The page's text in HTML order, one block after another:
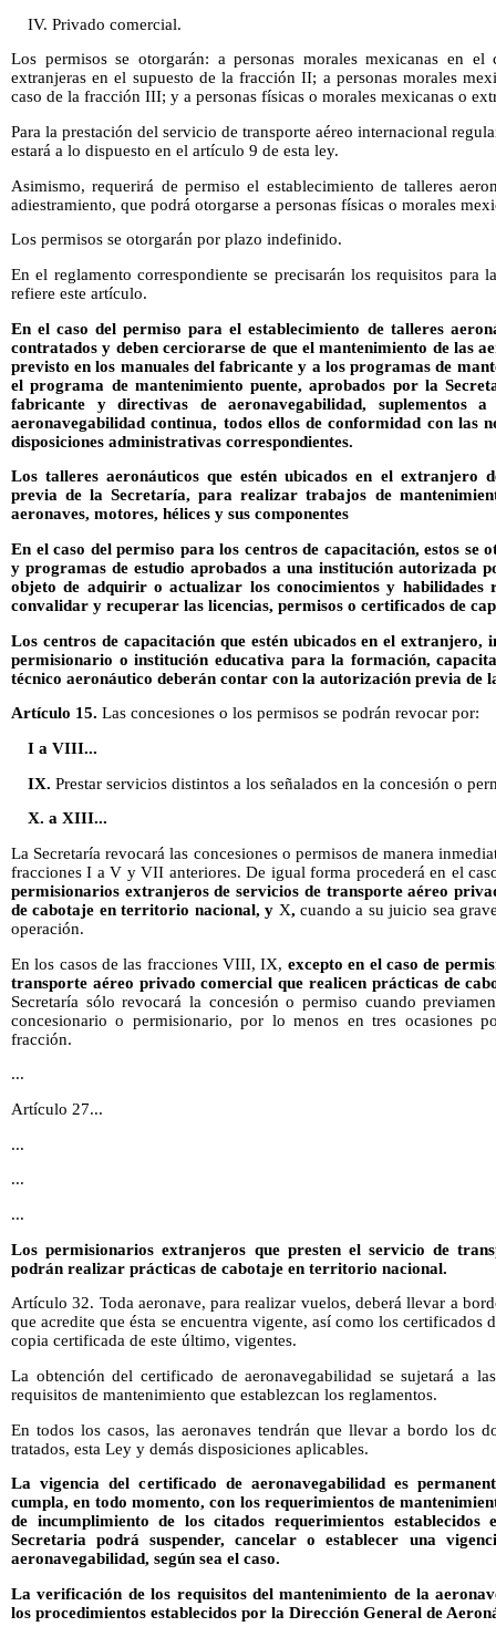
IV. Privado comercial.
Los permisos se otorgarán: a personas morales mexicanas en
extranjeras en el supuesto de la fracción II; a personas morales
caso de la fracción III; y a personas físicas o morales mexicanas o
Para la prestación del servicio de transporte aéreo internacional
estará a lo dispuesto en el artículo 9 de esta ley.
Asimismo, requerirá de permiso el establecimiento de talleres
adiestramiento, que podrá otorgarse a personas físicas o morales
Los permisos se otorgarán por plazo indefinido.
En el reglamento correspondiente se precisarán los requisitos para
refiere este artículo.
En el caso del permiso para el establecimiento de talleres
contratados y deben cerciorarse de que el mantenimiento de las
previsto en los manuales del fabricante y a los programas de
el programa de mantenimiento puente, aprobados por la
fabricante y directivas de aeronavegabilidad, suplementos
aeronavegabilidad continua, todos ellos de conformidad con las
disposiciones administrativas correspondientes.
Los talleres aeronáuticos que estén ubicados en el extranjero
previa de la Secretaría, para realizar trabajos de
aeronaves, motores, hélices y sus componentes
En el caso del permiso para los centros de capacitación, estos se
y programas de estudio aprobados a una institución autorizada
objeto de adquirir o actualizar los conocimientos y habilidades
convalidar y recuperar las licencias, permisos o certificados de
Los centros de capacitación que estén ubicados en el
permisionario o institución educativa para la formación,
técnico aeronáutico deberán contar con la autorización previa de
Artículo 15. Las concesiones o los permisos se podrán revocar por:
I a VIII...
IX. Prestar servicios distintos a los señalados en la concesión o
X. a XIII...
La Secretaría revocará las concesiones o permisos de manera
fracciones I a V y VII anteriores. De igual forma procederá en el
permisionarios extranjeros de servicios de transporte aéreo
de cabotaje en territorio nacional, y X, cuando a su juicio sea
operación.
En los casos de las fracciones VIII, IX, excepto en el caso de
transporte aéreo privado comercial que realicen prácticas de
Secretaría sólo revocará la concesión o permiso cuando
concesionario o permisionario, por lo menos en tres ocasiones
fracción.
...
Artículo 27...
...
...
...
Los permisionarios extranjeros que presten el servicio de
podrán realizar prácticas de cabotaje en territorio nacional.
Artículo 32. Toda aeronave, para realizar vuelos, deberá llevar a
que acredite que ésta se encuentra vigente, así como los certificados
copia certificada de este último, vigentes.
La obtención del certificado de aeronavegabilidad se sujetará a
requisitos de mantenimiento que establezcan los reglamentos.
En todos los casos, las aeronaves tendrán que llevar a bordo los
tratados, esta Ley y demás disposiciones aplicables.
La vigencia del certificado de aeronavegabilidad es
cumpla, en todo momento, con los requerimientos de
de incumplimiento de los citados requerimientos
Secretaria podrá suspender, cancelar o establecer una
aeronavegabilidad, según sea el caso.
La verificación de los requisitos del mantenimiento de la
los procedimientos establecidos por la Dirección General de